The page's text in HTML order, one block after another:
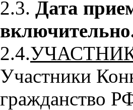
2.3. Дата
2.4.
Участники
гражданство